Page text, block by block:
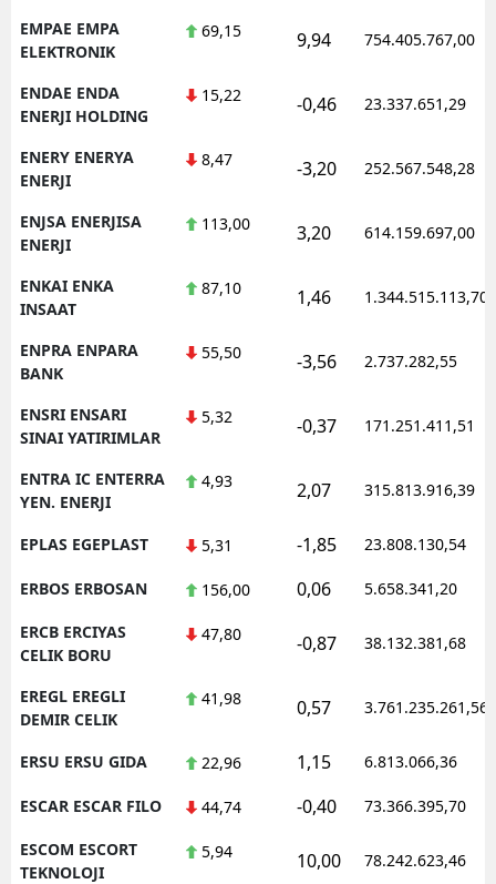
EMPAE EMPA
ELEKTRONIK
69,15 9,94 754.405.767,00
ENDAE ENDA
ENERJI HOLDING
15,22 -0,46 23.337.651,29
ENERY ENERYA
ENERJI
8,47 -3,20 252.567.548,28
ENJSA ENERJISA
ENERJI
113,00 3,20 614.159.697,00
ENKAI ENKA
INSAAT
87,10 1,46 1.344.515.113,70
ENPRA ENPARA
BANK
55,50 -3,56 2.737.282,55
ENSRI ENSARI
SINAI YATIRIMLAR
5,32 -0,37 171.251.411,51
ENTRA IC ENTERRA
YEN. ENERJI
4,93 2,07 315.813.916,39
EPLAS EGEPLAST 5,31 -1,85 23.808.130,54
ERBOS ERBOSAN 156,00 0,06 5.658.341,20
ERCB ERCIYAS
CELIK BORU
47,80 -0,87 38.132.381,68
EREGL EREGLI
DEMIR CELIK
41,98 0,57 3.761.235.261,56
ERSU ERSU GIDA 22,96 1,15 6.813.066,36
ESCAR ESCAR FILO 44,74 -0,40 73.366.395,70
ESCOM ESCORT
TEKNOLOJI
5,94 10,00 78.242.623,46